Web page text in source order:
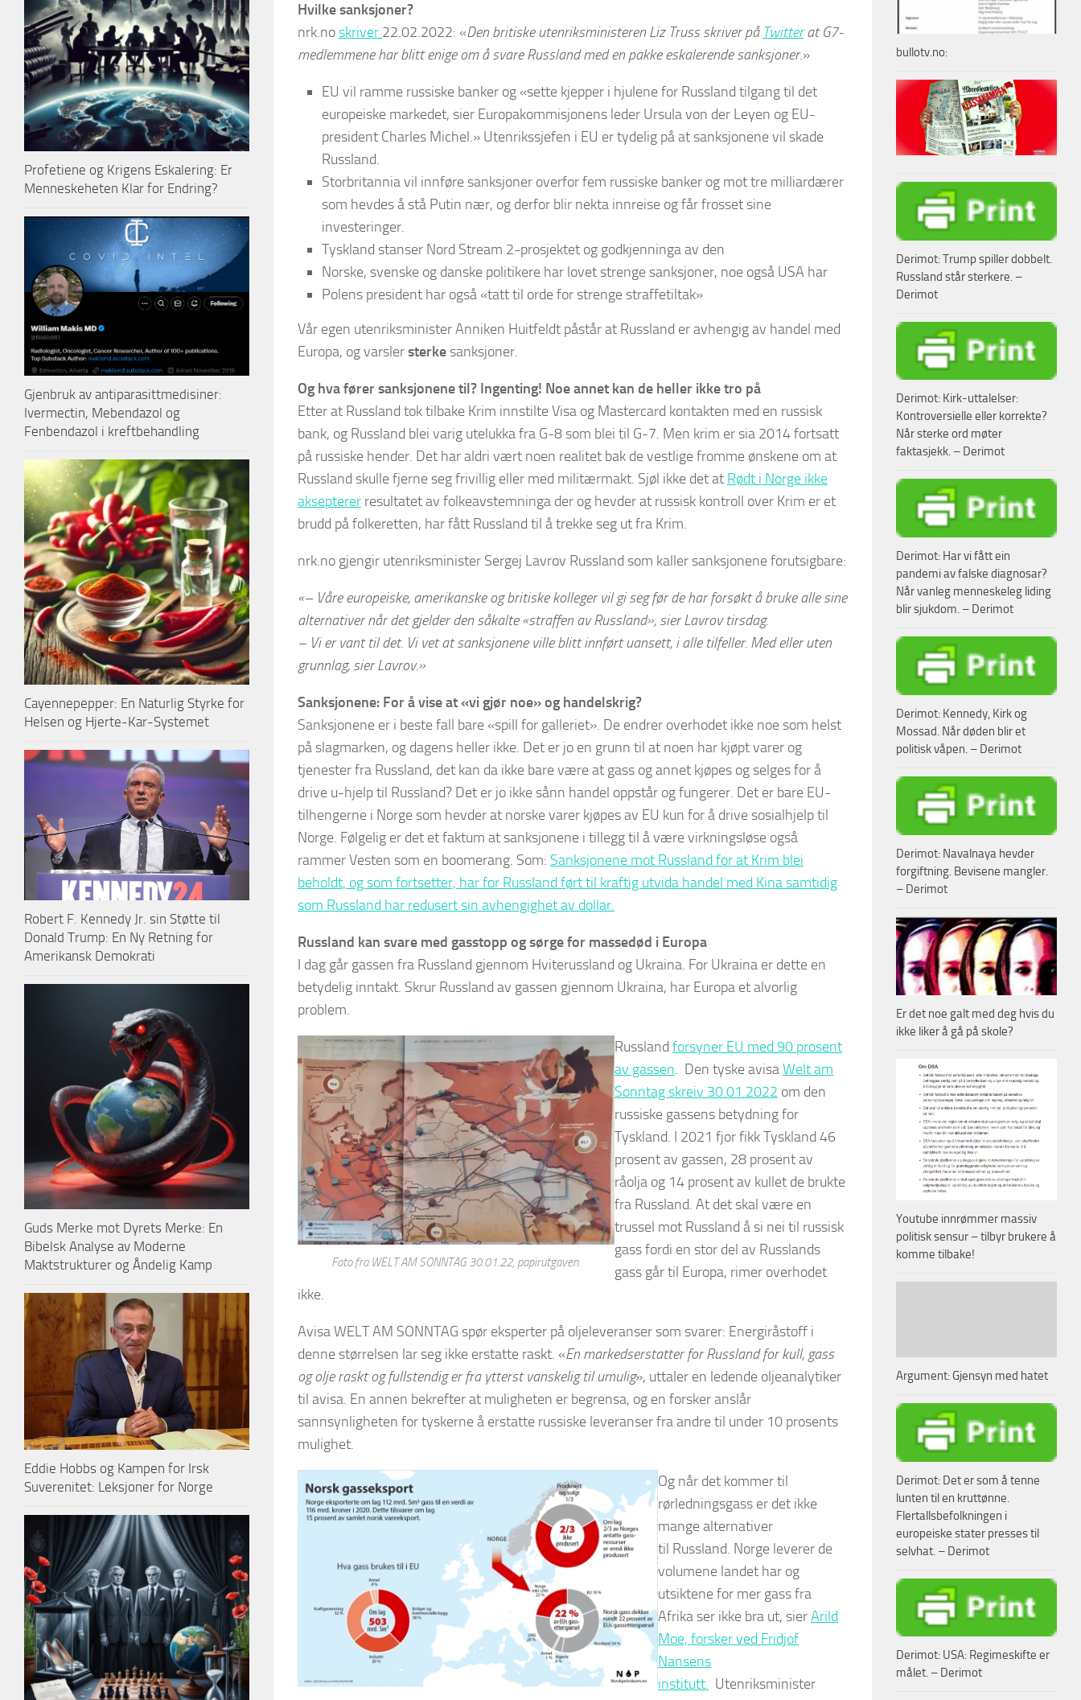
Hvilke sanksjoner?
nrk.noskriver 22.02.2022: «Den britiske utenriksministeren Liz Truss skriver på Twitterat G7-
medlemmene har blitt enige om å svare Russland med en pakke eskalerende sanksjoner.»
EU vil ramme russiske banker og «sette kjepper i hjulene for Russland tilgang til det
europeiske markedet, sier Europakommisjonens leder Ursula von der Leyen og EU-
president Charles Michel.» Utenrikssjefen i EU er tydelig på at sanksjonene vil skade
Russland.
Storbritannia vil innføre sanksjoner overfor fem russiske banker og mot tre milliardærer
som hevdes å stå Putin nær, og derfor blir nekta innreise og får frosset sine
investeringer.
Tyskland stanser Nord Stream 2-prosjektet og godkjenninga av den
Norske, svenske og danske politikere har lovet strenge sanksjoner, noe også USA har
Polens president har også «tatt til orde for strenge straffetiltak»
Vår egen utenriksminister Anniken Huitfeldt påstår at Russland er avhengig av handel med
Europa, og varslersterke sanksjoner.
Og hva fører sanksjonene til? Ingenting! Noe annet kan de heller ikke tro på
Etter at Russland tok tilbake Krim innstilte Visa og Mastercard kontakten med en russisk
bank, og Russland blei varig utelukka fra G-8 som blei til G-7. Men krim er sia 2014 fortsatt
på russiske hender. Det har aldri vært noen realitet bak de vestlige fromme ønskene om at
Russland skulle fjerne seg frivillig eller med militærmakt. Sjøl ikke det at Rødt i Norge ikke
aksepterer resultatet av folkeavstemninga der og hevder at russisk kontroll over Krim er et
brudd på folkeretten, har fått Russland til å trekke seg ut fra Krim.
nrk.no gjengir utenriksminister Sergej Lavrov Russland som kaller sanksjonene forutsigbare:
«– Våre europeiske, amerikanske og britiske kolleger vil gi seg før de har forsøkt å bruke alle sine
alternativer når det gjelder den såkalte «straffen av Russland», sier Lavrov tirsdag.
– Vi er vant til det. Vi vet at sanksjonene ville blitt innført uansett, i alle tilfeller. Med eller uten
grunnlag, sier Lavrov.»
Sanksjonene: For å vise at «vi gjør noe» og handelskrig?
Sanksjonene er i beste fall bare «spill for galleriet». De endrer overhodet ikke noe som helst
på slagmarken, og dagens heller ikke. Det er jo en grunn til at noen har kjøpt varer og
tjenester fra Russland, det kan da ikke bare være at gass og annet kjøpes og selges for å
drive u-hjelp til Russland? Det er jo ikke sånn handel oppstår og fungerer. Det er bare EU-
tilhengerne i Norge som hevder at norske varer kjøpes av EU kun for å drive sosialhjelp til
Norge. Følgelig er det et faktum at sanksjonene i tillegg til å være virkningsløse også
rammer Vesten som en boomerang. Som: Sanksjonene mot Russland for at Krim blei
beholdt, og som fortsetter, har for Russland ført til kraftig utvida handel med Kina samtidig
som Russland har redusert sin avhengighet av dollar.
Russland kan svare med gasstopp og sørge for massedød i Europa
I dag går gassen fra Russland gjennom Hviterussland og Ukraina. For Ukraina er dette en
betydelig inntakt. Skrur Russland av gassen gjennom Ukraina, har Europa et alvorlig
problem.
Foto fra WELT AM SONNTAG 30.01.22, papirutgaven.
Russland forsyner EU med 90 prosent
av gassen. Den tyske avisaWelt am
Sonntag skreiv 30.01.2022 om den
russiske gassens betydning for
Tyskland. I 2021 fjor fikk Tyskland 46
prosent av gassen, 28 prosent av
råolja og 14 prosent av kullet de brukte
fra Russland. At det skal være en
trussel mot Russland å si nei til russisk
gass fordi en stor del av Russlands
gass går til Europa, rimer overhodet
ikke.
Avisa WELT AM SONNTAG spør eksperter på oljeleveranser som svarer: Energiråstoff i
denne størrelsen lar seg ikke erstatte raskt. «En markedserstatter for Russland for kull, gass
og olje raskt og fullstendig er fra ytterst vanskelig til umulig», uttaler en ledende oljeanalytiker
til avisa. En annen bekrefter at muligheten er begrensa, og en forsker anslår
sannsynligheten for tyskerne å erstatte russiske leveranser fra andre til under 10 prosents
mulighet.
Og når det kommer til
rørledningsgass er det ikke
mange alternativer
til Russland. Norge leverer de
volumene landet har og
utsiktene for mer gass fra
Afrika ser ikke bra ut, sierArild
Moe, forsker ved Fridjof
Nansens
institutt. Utenriksminister
Profetiene og Krigens Eskalering: Er
Menneskeheten Klar for Endring?
Gjenbruk av antiparasittmedisiner:
Ivermectin, Mebendazol og
Fenbendazol i kreftbehandling
Cayennepepper: En Naturlig Styrke for
Helsen og Hjerte-Kar-Systemet
Robert F. Kennedy Jr. sin Støtte til
Donald Trump: En Ny Retning for
Amerikansk Demokrati
Guds Merke mot Dyrets Merke: En
Bibelsk Analyse av Moderne
Maktstrukturer og Åndelig Kamp
Eddie Hobbs og Kampen for Irsk
Suverenitet: Leksjoner for Norge
bullotv.no:
Derimot: Trump spiller dobbelt.
Russland står sterkere. –
Derimot
Derimot: Kirk-uttalelser:
Kontroversielle eller korrekte?
Når sterke ord møter
faktasjekk. – Derimot
Derimot: Har vi fått ein
pandemi av falske diagnosar?
Når vanleg menneskeleg liding
blir sjukdom. – Derimot
Derimot: Kennedy, Kirk og
Mossad. Når døden blir et
politisk våpen. – Derimot
Derimot: Navalnaya hevder
forgiftning. Bevisene mangler.
– Derimot
Er det noe galt med deg hvis du
ikke liker å gå på skole?
Youtube innrømmer massiv
politisk sensur – tilbyr brukere å
komme tilbake!
Argument: Gjensyn med hatet
Derimot: Det er som å tenne
lunten til en kruttønne.
Flertallsbefolkningen i
europeiske stater presses til
selvhat. – Derimot
Derimot: USA: Regimeskifte er
målet. – Derimot